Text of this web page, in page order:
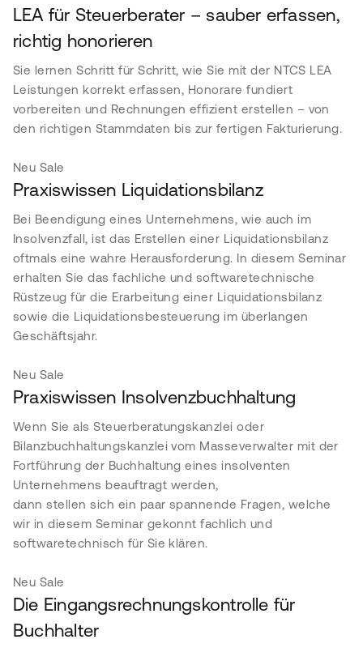
LEA für Steuerberater – sauber erfassen,
richtig honorieren
Sie lernen Schritt für Schritt, wie Sie mit der NTCS LEA
Leistungen korrekt erfassen, Honorare fundiert
vorbereiten und Rechnungen effizient erstellen – von
den richtigen Stammdaten bis zur fertigen Fakturierung.
Neu Sale
Praxiswissen Liquidationsbilanz
Bei Beendigung eines Unternehmens, wie auch im
Insolvenzfall, ist das Erstellen einer Liquidationsbilanz
oftmals eine wahre Herausforderung. In diesem Seminar
erhalten Sie das fachliche und softwaretechnische
Rüstzeug für die Erarbeitung einer Liquidationsbilanz
sowie die Liquidationsbesteuerung im überlangen
Geschäftsjahr.
Neu Sale
Praxiswissen Insolvenzbuchhaltung
Wenn Sie als Steuerberatungskanzlei oder
Bilanzbuchhaltungskanzlei vom Masseverwalter mit der
Fortführung der Buchhaltung eines insolventen
Unternehmens beauftragt werden,
dann stellen sich ein paar spannende Fragen, welche
wir in diesem Seminar gekonnt fachlich und
softwaretechnisch für Sie klären.
Neu Sale
Die Eingangsrechnungskontrolle für
Buchhalter